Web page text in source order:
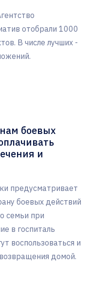
отобрали 1000
В числе лучших -
боевых
и
предусматривает
боевых действий
семьи при
в госпиталь
воспользоваться и
домой.